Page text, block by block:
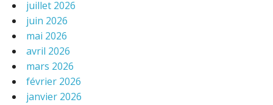
juillet 2026
juin 2026
mai 2026
avril 2026
mars 2026
février 2026
janvier 2026